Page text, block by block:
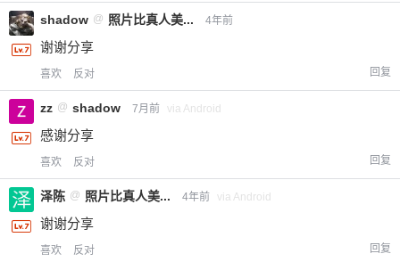
元 元 元
shadow @ 照片比真人美... 4年前
谢谢分享
喜欢 反对 回复
zz @ shadow 7月前 via Android
感谢分享
喜欢 反对 回复
泽陈 @ 照片比真人美... 4年前 via Android
谢谢分享
喜欢 反对 回复